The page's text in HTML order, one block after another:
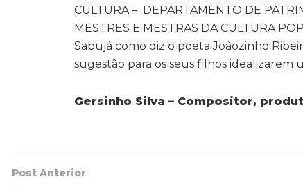
CULTURA – DEPARTAMENTO DE
MESTRES E MESTRAS DA CULTURA
Sabujá como diz o poeta Joãozinho
sugestão para os seus filhos idealizarem
Gersinho Silva – Compositor,
Post Anterior